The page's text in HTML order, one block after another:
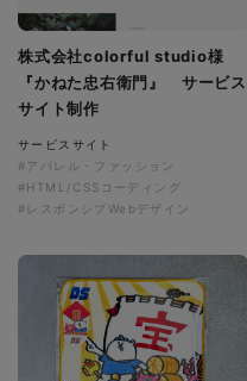
株式会社colorful studio様
『かねた忠右衛門』 サービス
サイト制作
サービスサイト
#アパレル・ファッション
#HTML/CSSコーディング
#レスポンシブWebデザイン